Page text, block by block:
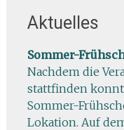
Aktuelles
Sommer-
Nachdem die
stattfinden
Sommer-
Lokation. Auf